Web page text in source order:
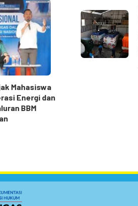
Mahasiswa
Energi dan
BBM